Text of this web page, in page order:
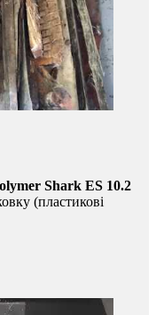
Shark ES 10.2
(пластикові